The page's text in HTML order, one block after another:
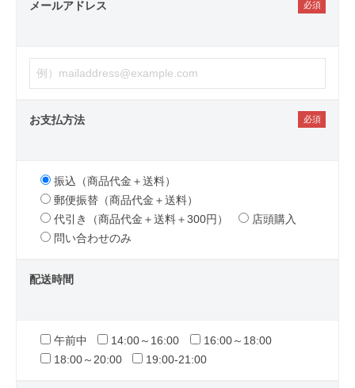
メールアドレス
お支払方法
振込（商品代金＋送料）
郵便振替（商品代金＋送料）
代引き（商品代金＋送料＋300円）
店頭購入
問い合わせのみ
配送時間
午前中 14:00～16:00
16:00～18:00
18:00～20:00
19:00-21:00